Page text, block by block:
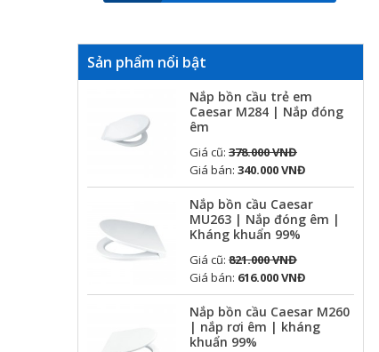
Sản phẩm nổi bật
Nắp bồn cầu trẻ em
Caesar M284 | Nắp đóng
êm
Giá cũ: 378.000 VNĐ
Giá bán: 340.000 VNĐ
Nắp bồn cầu Caesar
MU263 | Nắp đóng êm |
Kháng khuẩn 99%
Giá cũ: 821.000 VNĐ
Giá bán: 616.000 VNĐ
Nắp bồn cầu Caesar M260
| nắp rơi êm | kháng
khuẩn 99%